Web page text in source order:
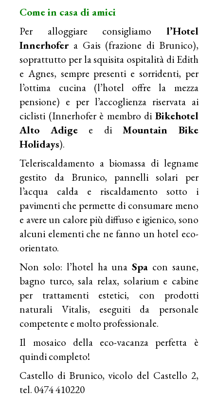
Come in casa di amici
Per alloggiare consigliamo l’Hotel
Innerhofer a Gais (frazione di Brunico),
soprattutto per la squisita ospitalità di Edith
e Agnes, sempre presenti e sorridenti, per
l’ottima cucina (l’hotel offre la mezza
pensione) e per l’accoglienza riservata ai
ciclisti (Innerhofer è membro di Bikehotel
Alto Adige e di Mountain Bike
Holidays).
Teleriscaldamento a biomassa di legname
gestito da Brunico, pannelli solari per
l’acqua calda e riscaldamento sotto i
pavimenti che permette di consumare meno
e avere un calore più diffuso e igienico, sono
alcuni elementi che ne fanno un hotel eco-
orientato.
Non solo: l’hotel ha unaSpa con saune,
bagno turco, sala relax, solarium e cabine
per trattamenti estetici, con prodotti
naturali Vitalis, eseguiti da personale
competente e molto professionale.
Il mosaico della eco-vacanza perfetta è
quindi completo!
Castello di Brunico, vicolo del Castello 2,
tel. 0474 410220